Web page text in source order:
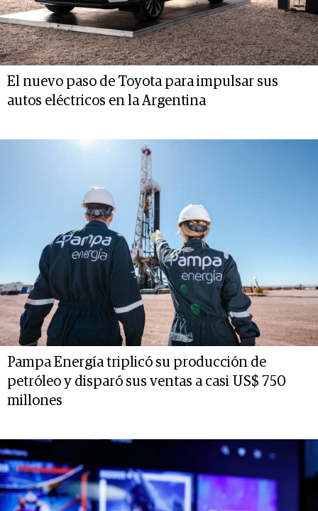
El nuevo paso de Toyota para impulsar sus
autos eléctricos en la Argentina
Pampa Energía triplicó su producción de
petróleo y disparó sus ventas a casi US$ 750
millones